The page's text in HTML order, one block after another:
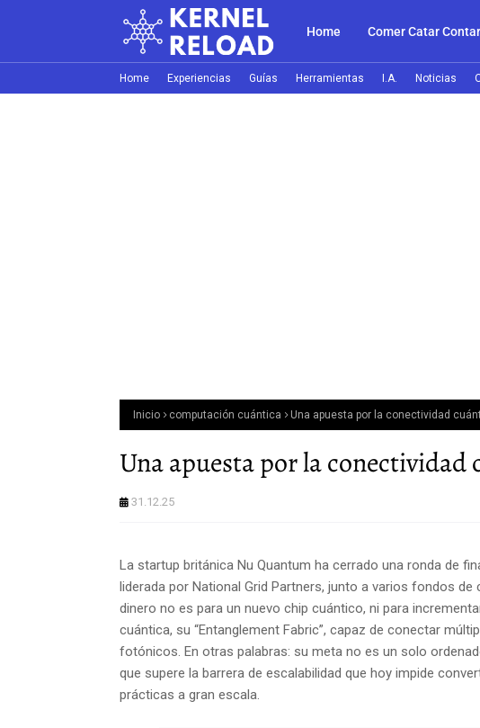
Home Comer Catar Contar
Home Experiencias Guías Herramientas I.A. Noticias
Inicio computación cuántica Una apuesta por la conectividad
Una apuesta por la conectividad
31.12.25
La startup británica Nu Quantum ha cerrado una ronda de
liderada por National Grid Partners, junto a varios fondos
dinero no es para un nuevo chip cuántico, ni para
cuántica, su “Entanglement Fabric”, capaz de conectar
fotónicos. En otras palabras: su meta no es un solo
que supere la barrera de escalabilidad que hoy impide
prácticas a gran escala.